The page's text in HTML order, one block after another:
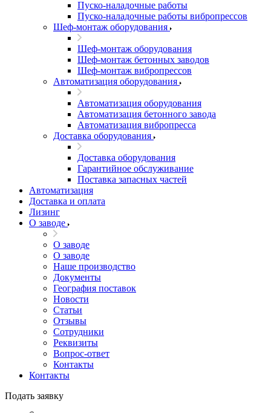
Пуско-наладочные работы
Пуско-наладочные работы вибропрессов
Шеф-монтаж оборудования
Шеф-монтаж оборудования
Шеф-монтаж бетонных заводов
Шеф-монтаж вибропрессов
Автоматизация оборудования
Автоматизация оборудования
Автоматизация бетонного завода
Автоматизация вибропресса
Доставка оборудования
Доставка оборудования
Гарантийное обслуживание
Поставка запасных частей
Автоматизация
Доставка и оплата
Лизинг
О заводе
О заводе
О заводе
Наше производство
Документы
География поставок
Новости
Статьи
Отзывы
Сотрудники
Реквизиты
Вопрос-ответ
Контакты
Контакты
Подать заявку